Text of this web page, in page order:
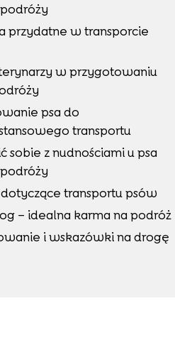
przydatne w transporcie
w przygotowaniu
psa do
transportu
sobie z nudnościami u psa
transportu psów
– idealna karma na podróż
i wskazówki na drogę